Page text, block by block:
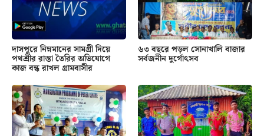
দাসপুরে নিম্নমানের সামগ্রী দিয়ে
পথশ্রীর রাস্তা তৈরির অভিযোগে
কাজ বন্ধ রাখল গ্রামবাসীর
৬৩ বছরে পড়ল সোনাখালি বাজার
সর্বজনীন দুর্গোৎসব